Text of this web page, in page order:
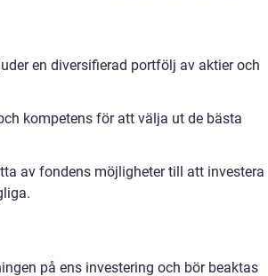
en diversifierad portfölj av aktier och
kompetens för att välja ut de bästa
av fondens möjligheter till att investera
på ens investering och bör beaktas